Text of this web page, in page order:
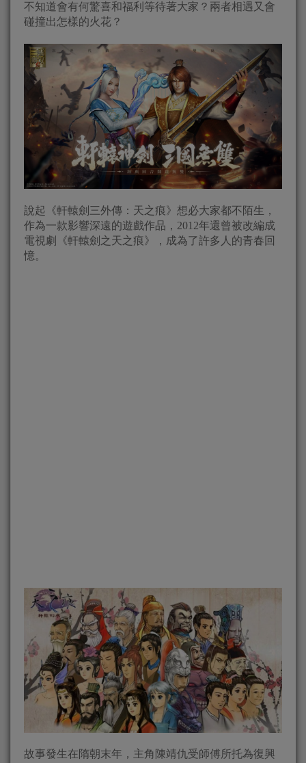
不知道會有何驚喜和福利等待著大家？兩者相遇又會
碰撞出怎樣的火花？
說起《軒轅劍三外傳：天之痕》想必大家都不陌生，
作為一款影響深遠的遊戲作品，2012年還曾被改編成
電視劇《軒轅劍之天之痕》，成為了許多人的青春回
憶。
故事發生在隋朝末年，主角陳靖仇受師傅所托為復興